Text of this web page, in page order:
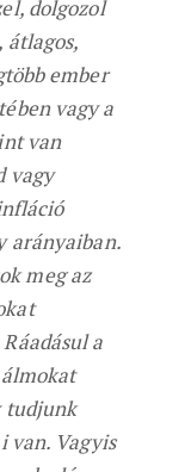
dolgozol
átlagos,
ember
vagy a
van
vagy
arányaiban.
meg az
a
tudjunk
van. Vagyis